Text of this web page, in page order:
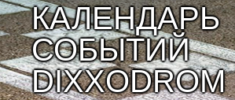
КАЛЕНДАРЬ
СОБЫТИЙ
DIXXODROM